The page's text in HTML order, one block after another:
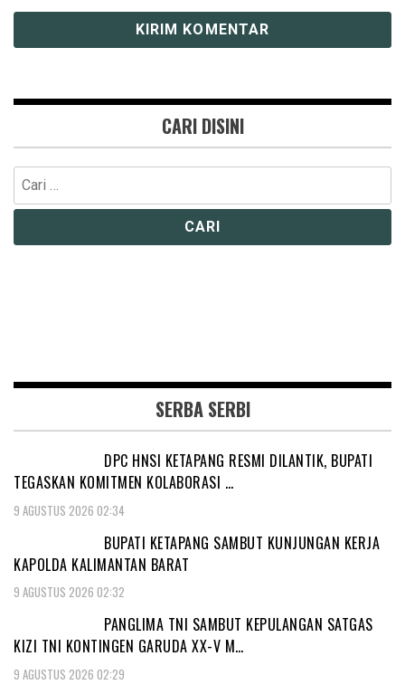
CARI DISINI
Cari
untuk:
SERBA SERBI
DPC HNSI KETAPANG RESMI DILANTIK, BUPATI
TEGASKAN KOMITMEN KOLABORASI …
9 AGUSTUS 2026 02:34
BUPATI KETAPANG SAMBUT KUNJUNGAN KERJA
KAPOLDA KALIMANTAN BARAT
9 AGUSTUS 2026 02:32
PANGLIMA TNI SAMBUT KEPULANGAN SATGAS
KIZI TNI KONTINGEN GARUDA XX-V M…
9 AGUSTUS 2026 02:29